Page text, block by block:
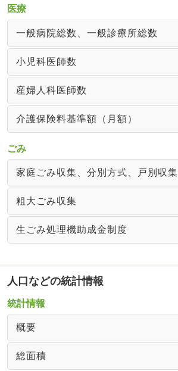
医療
一般病院総数、一般診療所総数
小児科医師数
産婦人科医師数
介護保険料基準額（月額）
ごみ
家庭ごみ収集、分別方式、戸別収集
粗大ごみ収集
生ごみ処理機助成金制度
人口などの統計情報
統計情報
概要
総面積